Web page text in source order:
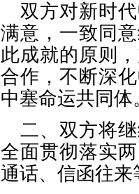
双方对新时
满意，一致同
此成就的原则
合作，不断深
中塞命运共同体
二、双方将
全面贯彻落实
通话、信函往